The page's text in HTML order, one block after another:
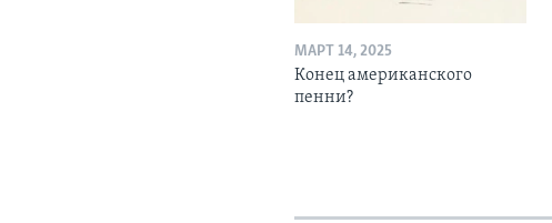
МАРТ 14, 2025
Конец американского
пенни?